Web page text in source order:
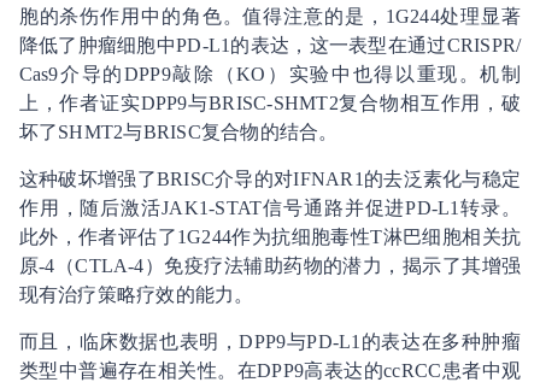
胞的杀伤作用中的角色。值得注意的是，1G244处理显著
降低了肿瘤细胞中PD-L1的表达，这一表型在通过CRISPR/
Cas9介导的DPP9敲除（KO）实验中也得以重现。机制
上，作者证实DPP9与BRISC-SHMT2复合物相互作用，破
坏了SHMT2与BRISC复合物的结合。
这种破坏增强了BRISC介导的对IFNAR1的去泛素化与稳定
作用，随后激活JAK1-STAT信号通路并促进PD-L1转录。
此外，作者评估了1G244作为抗细胞毒性T淋巴细胞相关抗
原-4（CTLA-4）免疫疗法辅助药物的潜力，揭示了其增强
现有治疗策略疗效的能力。
而且，临床数据也表明，DPP9与PD-L1的表达在多种肿瘤
类型中普遍存在相关性。在DPP9高表达的ccRCC患者中观